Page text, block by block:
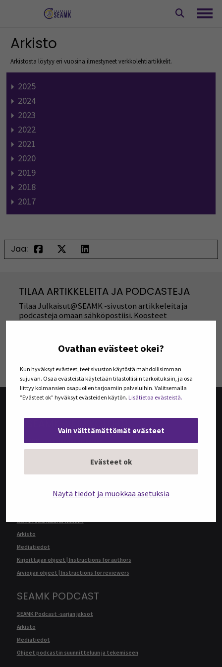
Ovathan evästeet okei?
Kun hyväksyt evästeet, teet sivuston käytöstä mahdollisimman
sujuvan. Osaa evästeistä käytetään tilastollisiin tarkoituksiin, ja osa
liittyy kolmansien osapuolien tarjoamiin palveluihin. Valitsemalla
”Evästeet ok” hyväksyt evästeiden käytön. Lisätietoa evästeistä.
Vain välttämättömät evästeet
Evästeet ok
Näytä tiedot ja muokkaa asetuksia
Arkisto
Arkistosta löytyy eri vuosina ilmestyneet verkkolehtiartikkelit.
2025
2024
2023
2022
2021
2020
2019
2018
2017
Jaa:
TILAA ARTIKKELEITA JA PODCASTEJA
Tilaa Julkaisut@SEAMK -sivuston artikkeleita ja
podcasteja omaan sähköpostiisi. Koosteet
@SEAMK-VERKKOLEHTI
@SEAMK-verkkolehden artikkelit
SEAMK Journalin artikkelit
Arkisto
Mediatiedot
Kirjoittajan ohjeet | Instructions for authors
Arvioijan ohjeet | Instructions for reviewers
SEAMK PODCAST
SEAMK Podcast -sarjan jaksot
Arkisto
Mediatiedot
Ohjeet podcastin suunnitteluun ja tekemiseen